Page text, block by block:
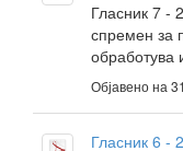
Гласник 7 -
спремен за
обработува
Објавено на
Гласник 6 -